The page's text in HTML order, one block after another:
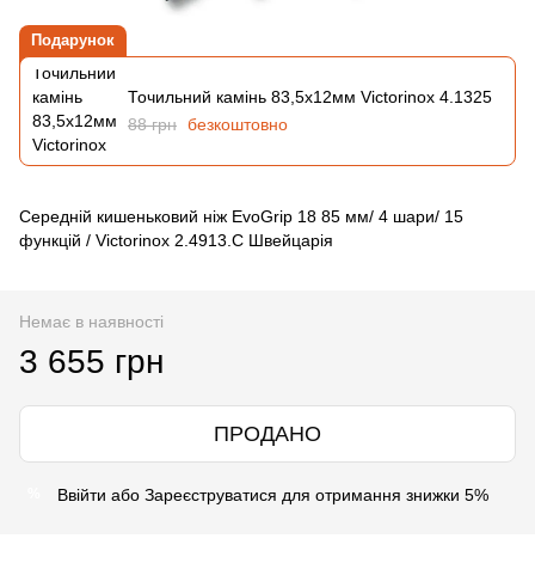
Подарунок
Точильний камінь 83,5х12мм Victorinox 4.1325
88 грн безкоштовно
Середній кишеньковий ніж EvoGrip 18 85 мм/ 4 шари/ 15
функцій / Victorinox 2.4913.C Швейцарія
Немає в наявності
3 655 грн
ПРОДАНО
Ввійти або Зареєструватися для отримання знижки 5%